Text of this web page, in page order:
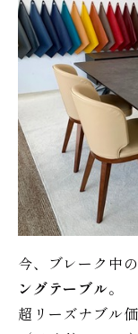
今、ブレーク中
ングテーブル。
超リーズナブル